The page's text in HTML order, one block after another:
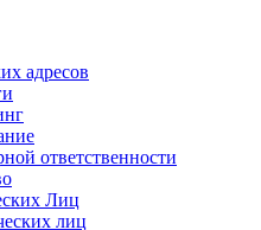
адресов
ответственности
Лиц
лиц